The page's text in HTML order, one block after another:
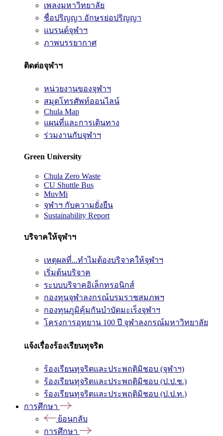
เพลงมหาวิทยาลัย
ชื่อปริญญา อักษรย่อปริญญา
แบรนด์จุฬาฯ
ภาพบรรยากาศ
ติดต่อจุฬาฯ
หน่วยงานของจุฬาฯ
สมุดโทรศัพท์ออนไลน์
Chula Map
แผนที่และการเดินทาง
ร่วมงานกับจุฬาฯ
Green University
Chula Zero Waste
CU Shuttle Bus
MuvMi
จุฬาฯ กับความยั่งยืน
Sustainability Report
บริจาคให้จุฬาฯ
เหตุผลที่...ทำไมต้องบริจาคให้จุฬาฯ
เริ่มต้นบริจาค
ระบบบริจาคอิเล็กทรอนิกส์
กองทุนจุฬาลงกรณ์บรมราชสมภพฯ
กองทุนภูมิคุ้มกันบำบัดมะเร็งจุฬาฯ
โครงการอุทยาน 100 ปี จุฬาลงกรณ์มหาวิทยาลัย
แจ้งเรื่องร้องเรียนทุจริต
ร้องเรียนทุจริตและประพฤติมิชอบ (จุฬาฯ)
ร้องเรียนทุจริตและประพฤติมิชอบ (ป.ป.ช.)
ร้องเรียนทุจริตและประพฤติมิชอบ (ป.ป.ท.)
การศึกษา
ย้อนกลับ
การศึกษา